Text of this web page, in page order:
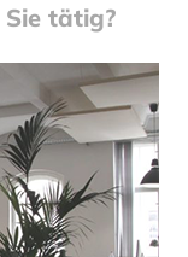
tätig?